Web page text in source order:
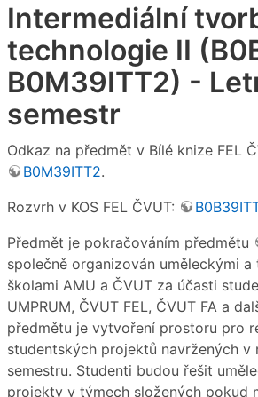
Intermediální
technologie II
B0M39ITT2) -
semestr
Odkaz na předmět v Bílé knize FEL
B0M39ITT2.
Rozvrh v KOS FEL ČVUT:
Předmět je pokračováním předmětu
společně organizován uměleckými a
školami AMU a ČVUT za účasti
UMPRUM, ČVUT FEL, ČVUT FA a
předmětu je vytvoření prostoru pro
studentských projektů navržených v
semestru. Studenti budou řešit
projekty v týmech složených pokud